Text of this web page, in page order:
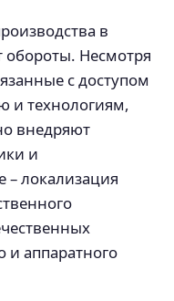
в
обороты. Несмотря
с доступом
и технологиям,
внедряют
и
– локализация
и аппаратного